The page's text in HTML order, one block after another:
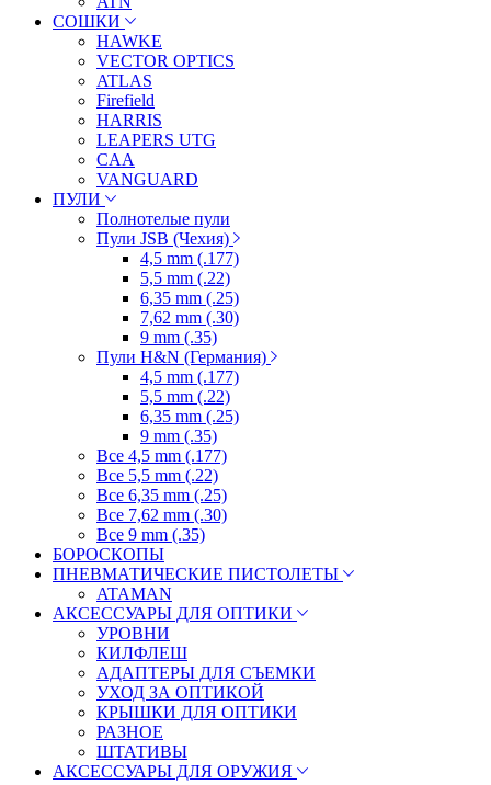
СОШКИ
HAWKE
VECTOR OPTICS
ATLAS
Firefield
HARRIS
LEAPERS UTG
CAA
VANGUARD
ПУЛИ
Полнотелые пули
Пули JSB (Чехия)
4,5 mm (.177)
5,5 mm (.22)
6,35 mm (.25)
7,62 mm (.30)
9 mm (.35)
Пули H&N (Германия)
4,5 mm (.177)
5,5 mm (.22)
6,35 mm (.25)
9 mm (.35)
Все 4,5 mm (.177)
Все 5,5 mm (.22)
Все 6,35 mm (.25)
Все 7,62 mm (.30)
Все 9 mm (.35)
БОРОСКОПЫ
ПНЕВМАТИЧЕСКИЕ ПИСТОЛЕТЫ
ATAMAN
АКСЕССУАРЫ ДЛЯ ОПТИКИ
УРОВНИ
КИЛФЛЕШ
АДАПТЕРЫ ДЛЯ СЪЕМКИ
УХОД ЗА ОПТИКОЙ
КРЫШКИ ДЛЯ ОПТИКИ
РАЗНОЕ
ШТАТИВЫ
АКСЕССУАРЫ ДЛЯ ОРУЖИЯ